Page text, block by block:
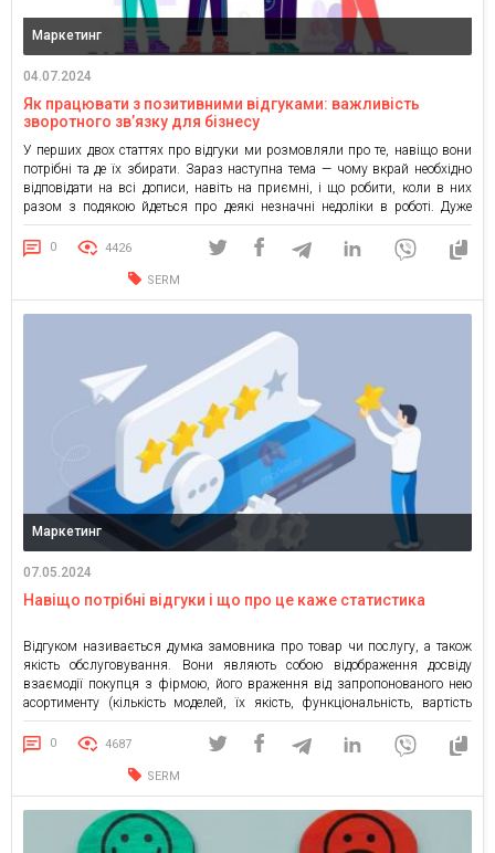
Маркетинг
04.07.2024
Як працювати з позитивними відгуками: важливість
зворотного зв’язку для бізнесу
У перших двох статтях про відгуки ми розмовляли про те, навіщо вони
потрібні та де їх збирати. Зараз наступна тема — чому вкрай необхідно
відповідати на всі дописи, навіть на приємні, і що робити, коли в них
разом з подякою йдеться про деякі незначні недоліки в роботі. Дуже
добре — теж погано Раніше писалося, що […]
0 4426
SERM
Маркетинг
07.05.2024
Навіщо потрібні відгуки і що про це каже статистика
Відгуком називається думка замовника про товар чи послугу, а також
якість обслуговування. Вони являють собою відображення досвіду
взаємодії покупця з фірмою, його враження від запропонованого нею
асортименту (кількість моделей, їх якість, функціональність, вартість
тощо) та наданого сервісу (допомога у виборі товару, швидкість
оформлення замовлення, термін доставки і т. ін.). Відгуки записують у
0 4687
SERM